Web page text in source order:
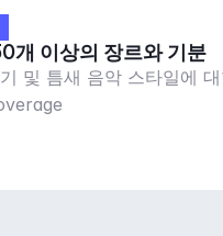
개 이상의 장르와 기분
및 틈새 음악 스타일에